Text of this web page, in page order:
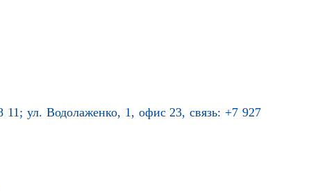
11; ул. Водолаженко, 1, офис 23, связь: +7 927